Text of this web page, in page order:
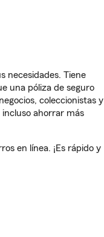
necesidades. Tiene
una póliza de seguro
coleccionistas y
incluso ahorrar más
en línea. ¡Es rápido y